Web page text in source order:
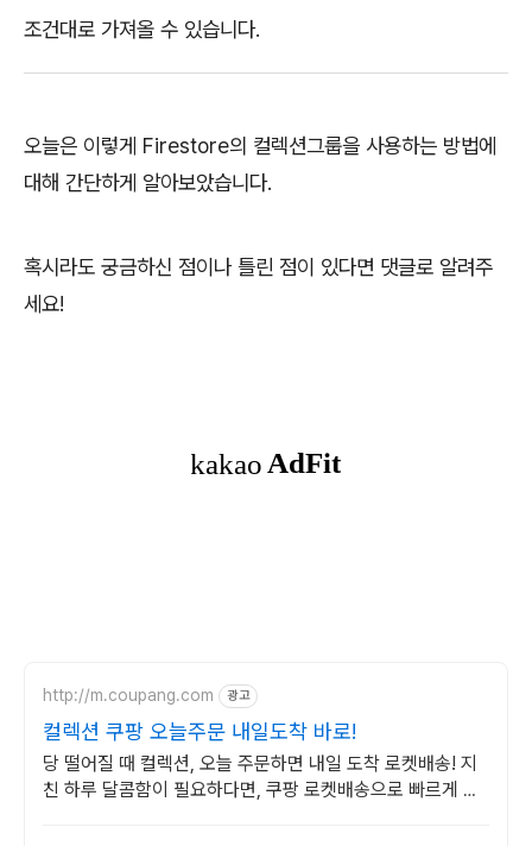
조건대로 가져올 수 있습니다.
오늘은 이렇게 Firestore의 컬렉션그룹을 사용하는 방법에
대해 간단하게 알아보았습니다.
혹시라도 궁금하신 점이나 틀린 점이 있다면 댓글로 알려주
세요!
http://m.coupang.com 광고
컬렉션 쿠팡 오늘주문 내일도착 바로!
당 떨어질 때 컬렉션, 오늘 주문하면 내일 도착 로켓배송! 지
친 하루 달콤함이 필요하다면, 쿠팡 로켓배송으로 빠르게 받